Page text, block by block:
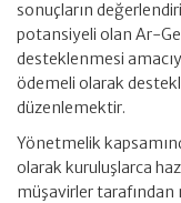
sonuçların
potansiyeli olan Ar-Ge
desteklenmesi
ödemeli olarak
düzenlemektir.
Yönetmelik
olarak kuruluşlarca
müşavirler